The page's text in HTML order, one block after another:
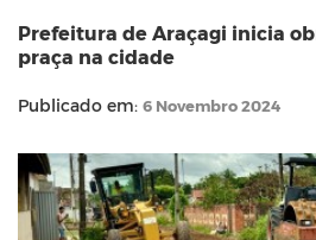
Prefeitura de Araçagi inicia
praça na cidade
Publicado em: 6 Novembro 2024